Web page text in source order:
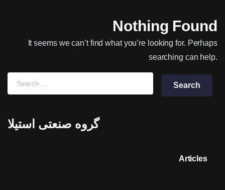
Nothing Found
It seems we can’t find what you’re looking for. Perhaps
searching can help.
گروه صنعتی استیلا
Articles